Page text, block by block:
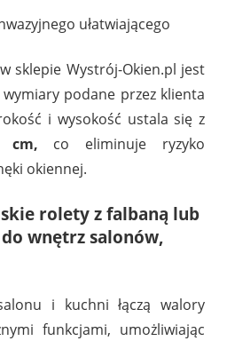
ułatwiającego
sklepie Wystrój-Okien.pl jest
podane przez klienta
i wysokość ustala się z
co eliminuje ryzyko
okiennej.
rolety z falbaną lub
wnętrz salonów,
i kuchni łączą walory
funkcjami, umożliwiając